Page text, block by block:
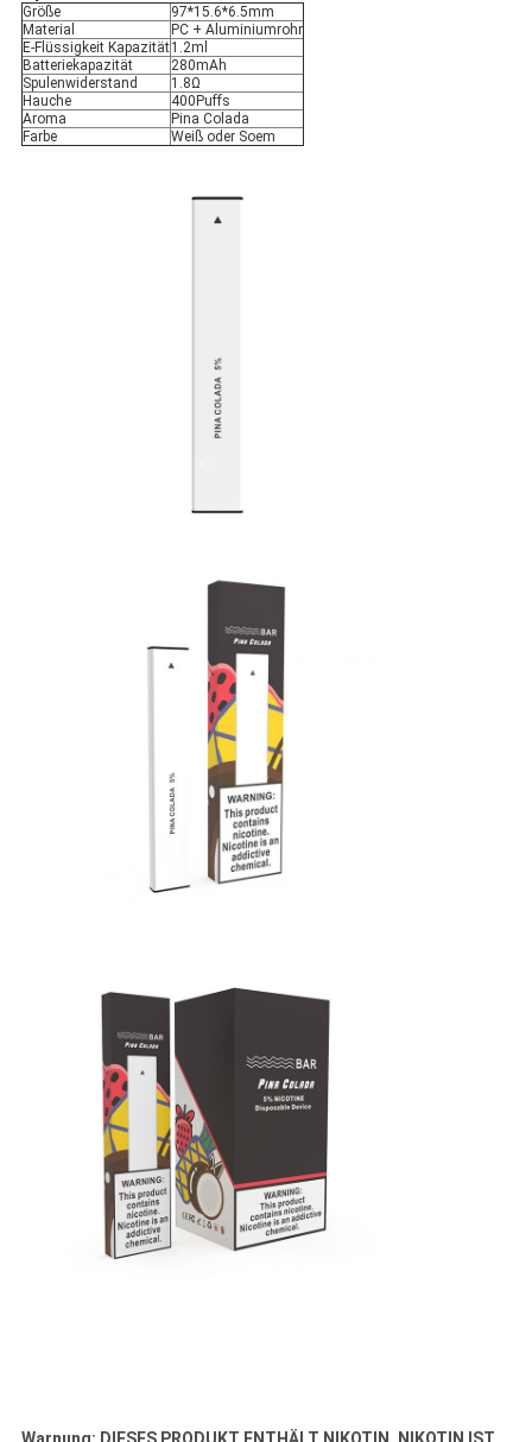
Größe
97*15.6*6.5mm
Material
PC + Aluminiumrohr
E-Flüssigkeit Kapazität1.2ml
Batteriekapazität
280mAh
Spulenwiderstand
1.8Ω
Hauche
400Puffs
Aroma
Pina Colada
Farbe
Weiß oder Soem